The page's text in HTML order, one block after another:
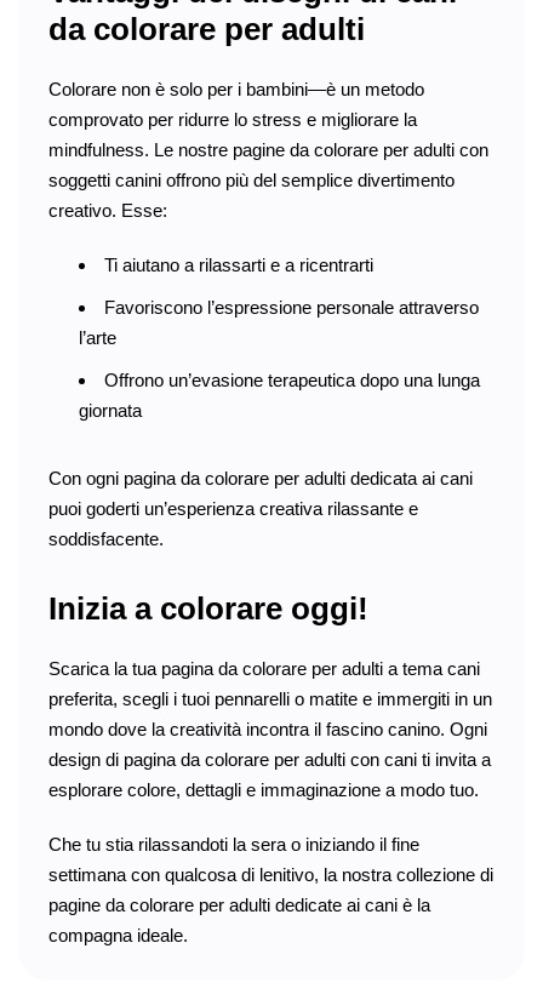
da colorare per adulti
Colorare non è solo per i bambini—è un metodo
comprovato per ridurre lo stress e migliorare la
mindfulness. Le nostre pagine da colorare per adulti con
soggetti canini offrono più del semplice divertimento
creativo. Esse:
Ti aiutano a rilassarti e a ricentrarti
Favoriscono l’espressione personale attraverso
l’arte
Offrono un’evasione terapeutica dopo una lunga
giornata
Con ogni pagina da colorare per adulti dedicata ai cani
puoi goderti un’esperienza creativa rilassante e
soddisfacente.
Inizia a colorare oggi!
Scarica la tua pagina da colorare per adulti a tema cani
preferita, scegli i tuoi pennarelli o matite e immergiti in un
mondo dove la creatività incontra il fascino canino. Ogni
design di pagina da colorare per adulti con cani ti invita a
esplorare colore, dettagli e immaginazione a modo tuo.
Che tu stia rilassandoti la sera o iniziando il fine
settimana con qualcosa di lenitivo, la nostra collezione di
pagine da colorare per adulti dedicate ai cani è la
compagna ideale.